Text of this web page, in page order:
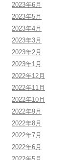
2023年6月
2023年5月
2023年4月
2023年3月
2023年2月
2023年1月
2022年12月
2022年11月
2022年10月
2022年9月
2022年8月
2022年7月
2022年6月